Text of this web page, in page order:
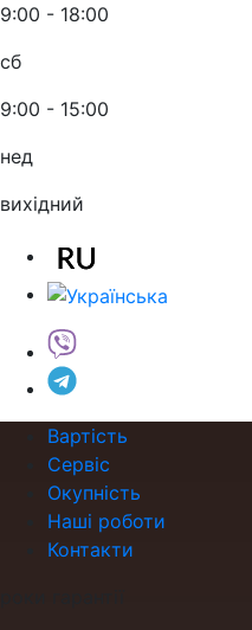
9:00 - 18:00
сб
9:00 - 15:00
нед
вихідний
Вартість
Сервіс
Окупність
Наші роботи
Контакти